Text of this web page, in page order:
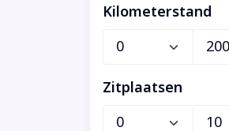
Kilometerstand
Zitplaatsen